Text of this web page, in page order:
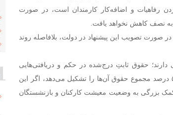
رفاهیات و اضافه‌کار کارمندان است، در صورت
نصف کاهش نخواهد یافت.
تصویب این پیشنهاد در دولت، بلافاصله روند
دارند؛ حقوق ثابتِ درج‌شده در حکم و دریافتی‌هایی
نظیر رفاهیات و اضافه‌کار که حدود ۴۰ تا ۵۰ درصد مجموع حقوق آن‌ها را تشکیل می‌دهد، اگر این
بزرگی به وضعیت معیشت کارکنان و بازنشستگان